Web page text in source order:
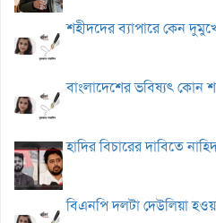
শহীদদের ব্যাপারে কেন
বাংলাদেশের ভবিষ্যৎ কোন
হাদির বিচারের দাবিতে
বিএনপি দলটা দেউলিয়া